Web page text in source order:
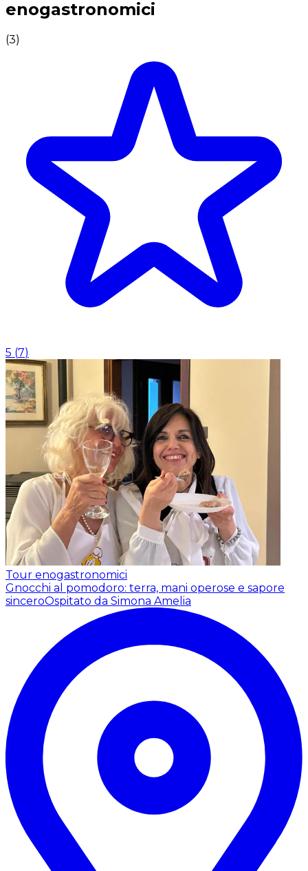
enogastronomici
(3)
5 (7)
Tour enogastronomici
Gnocchi al pomodoro: terra, mani operose e sapore
sinceroOspitato da Simona Amelia